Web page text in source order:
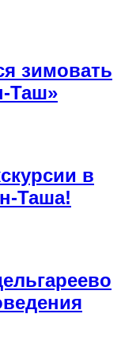
зимовать
Таш»
в
Таша!